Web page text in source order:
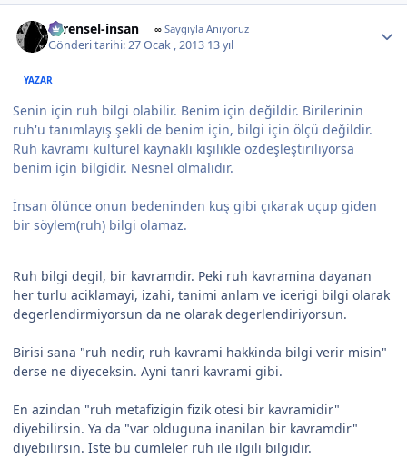
evrensel-insan ∞Saygıyla Anıyoruz
Gönderi tarihi:27 Ocak , 2013 13 yıl
YAZAR
Senin için ruh bilgi olabilir. Benim için değildir. Birilerinin
ruh'u tanımlayış şekli de benim için, bilgi için ölçü değildir.
Ruh kavramı kültürel kaynaklı kişilikle özdeşleştiriliyorsa
benim için bilgidir. Nesnel olmalıdır.
İnsan ölünce onun bedeninden kuş gibi çıkarak uçup giden
bir söylem(ruh) bilgi olamaz.
Ruh bilgi degil, bir kavramdir. Peki ruh kavramina dayanan
her turlu aciklamayi, izahi, tanimi anlam ve icerigi bilgi olarak
degerlendirmiyorsun da ne olarak degerlendiriyorsun.
Birisi sana "ruh nedir, ruh kavrami hakkinda bilgi verir misin"
derse ne diyeceksin. Ayni tanri kavrami gibi.
En azindan "ruh metafizigin fizik otesi bir kavramidir"
diyebilirsin. Ya da "var olduguna inanilan bir kavramdir"
diyebilirsin. Iste bu cumleler ruh ile ilgili bilgidir.